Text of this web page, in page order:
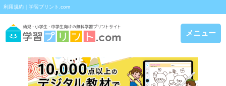
利用規約｜学習プリント.com
メニュー